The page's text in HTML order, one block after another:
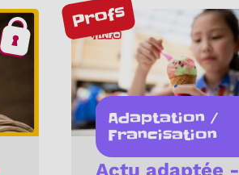
Profs
Adaptation /
Francisation
Actu adaptée -